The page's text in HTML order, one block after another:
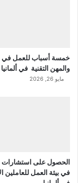
خمسة أسباب للعمل في
والمهن التقنية في ألمانيا
مايو 26, 2026
الحصول على استشارات
في بيئة العمل للعاملين